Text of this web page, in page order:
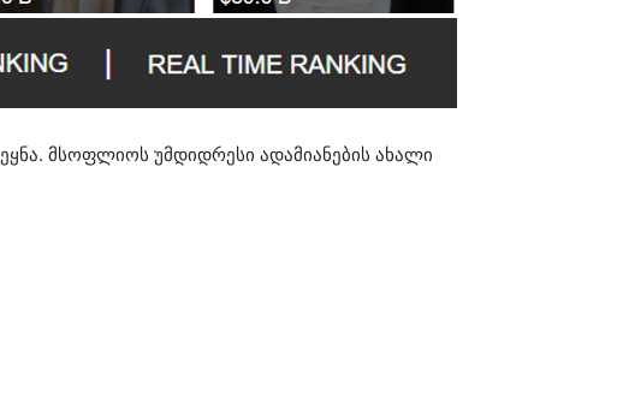
მსოფლიოს უმდიდრესი ადამიანების ახალი